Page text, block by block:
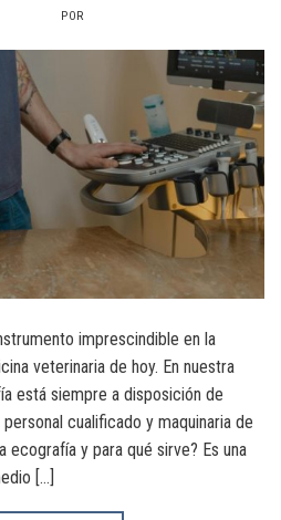
POR
imprescindible en la
veterinaria de hoy. En nuestra
está siempre a disposición de
cualificado y maquinaria de
ecografía y para qué sirve? Es una
[…]